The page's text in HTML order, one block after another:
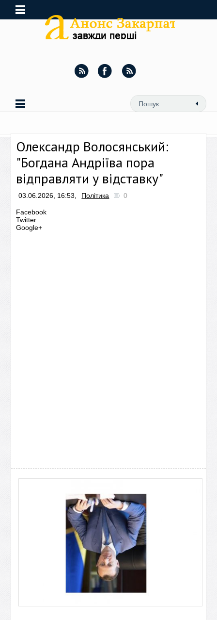
Олександр Волосянський:
"Богдана Андріїва пора
відправляти у відставку"
03.06.2026, 16:53, Політика 0
Facebook
Twitter
Google+